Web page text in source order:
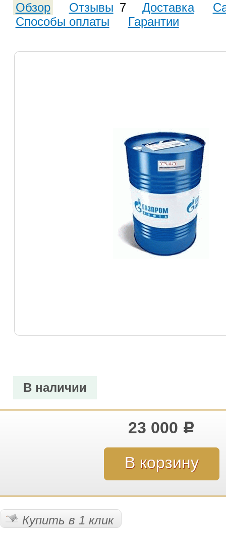
Обзор Отзывы 7 Доставка
Способы оплаты
Гарантии
В наличии
23 000 Р
Купить в 1 клик